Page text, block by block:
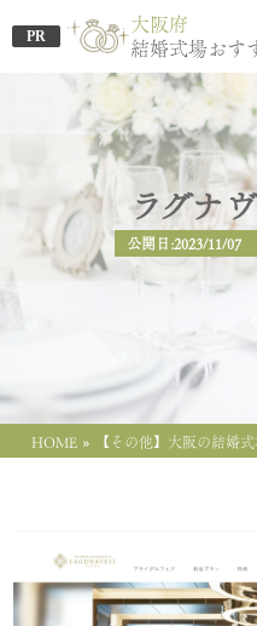
PR
大阪府
結婚式場おす
ラグナ
公開日:2023/11/
HOME » 【その他】大阪の結婚